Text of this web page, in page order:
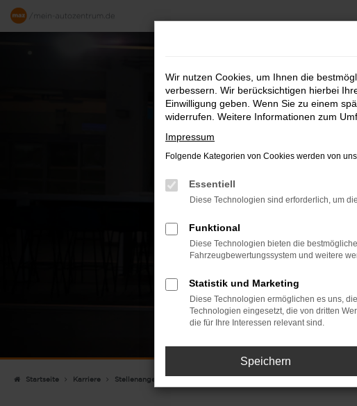
Zum
Hauptinhalt
Startseite Karriere Stellenangebote
Wir nutzen Cookies, um Ihnen die
verbessern. Wir berücksichtigen hierbei
Einwilligung geben. Wenn Sie zu einem
widerrufen. Weitere Informationen zum
Impressum
Folgende Kategorien von Cookies werden von
Essentiell
Diese Technologien sind erforderlich, um
Funktional
Diese Technologien bieten die
Fahrzeugbewertungssystem und weitere
Statistik und Marketing
Diese Technologien ermöglichen es uns,
Technologien eingesetzt, die von dritten
die für Ihre Interessen relevant sind.
Speichern